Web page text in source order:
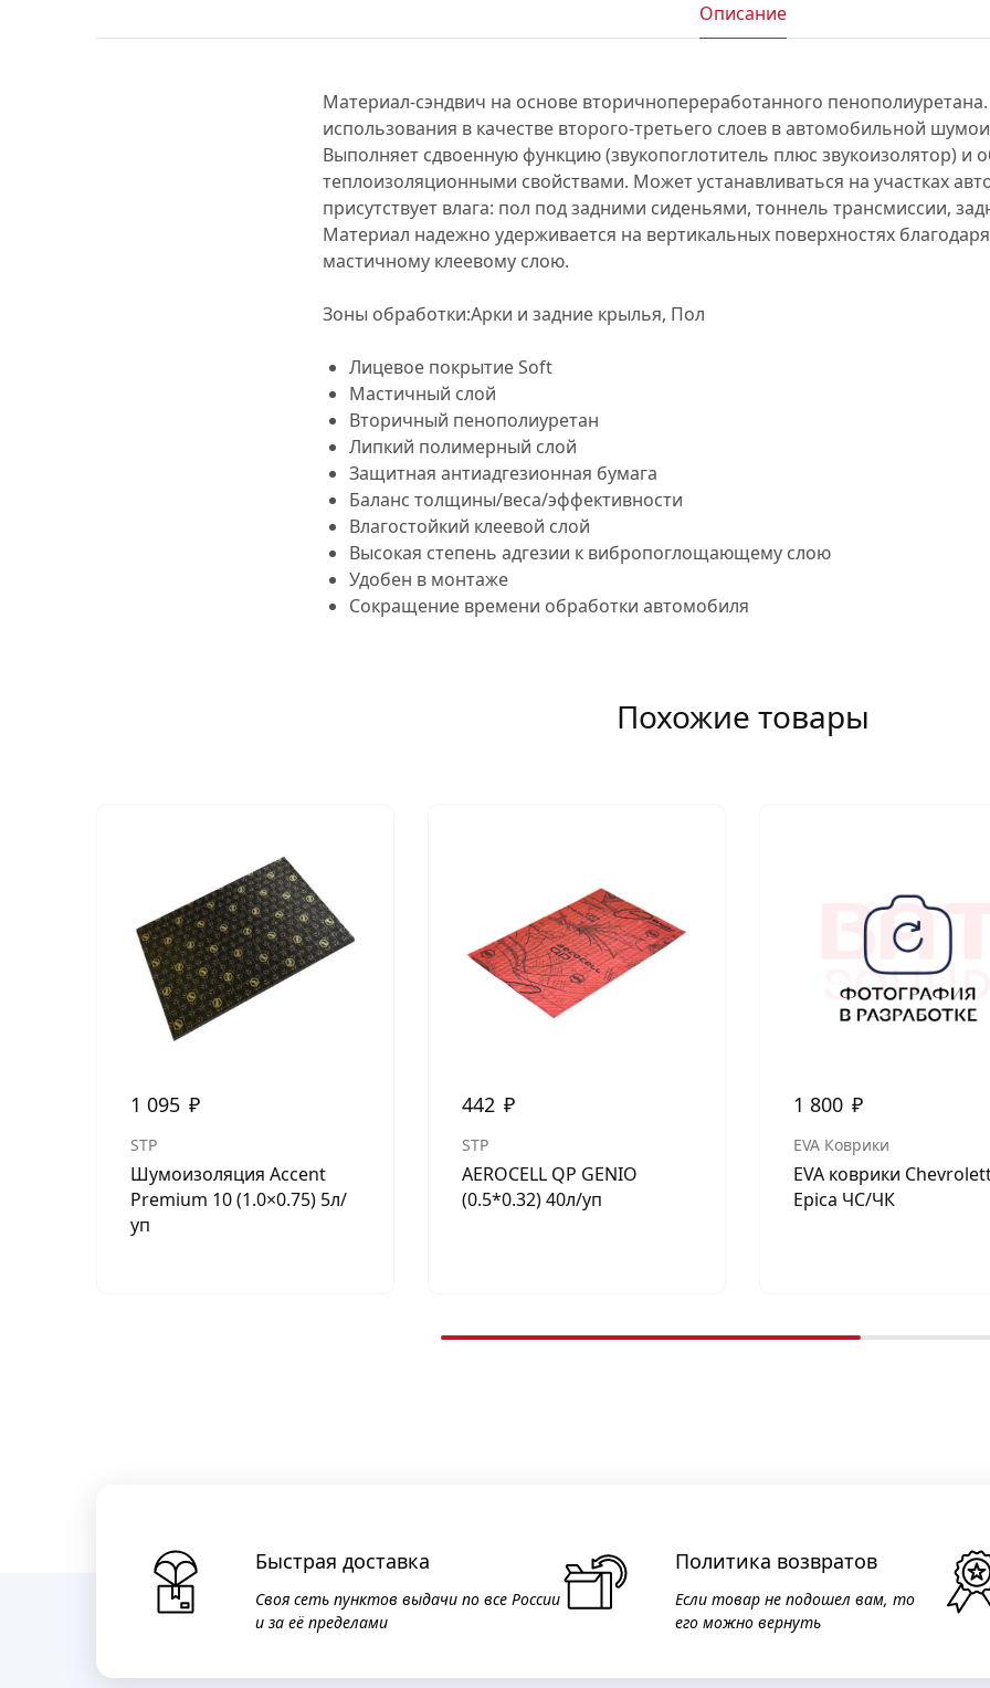
Описание
Материал-сэндвич на основе вторичнопереработанного
использования в качестве второго-третьего слоев в автомобильной
Выполняет сдвоенную функцию (звукопоглотитель плюс звукоизолятор) и
теплоизоляционными свойствами. Может устанавливаться на участках
присутствует влага: пол под задними сиденьями, тоннель трансмиссии,
Материал надежно удерживается на вертикальных поверхностях
мастичному клеевому слою.
Зоны обработки:Арки и задние крылья, Пол
Лицевое покрытие Soft
Мастичный слой
Вторичный пенополиуретан
Липкий полимерный слой
Защитная антиадгезионная бумага
Баланс толщины/веса/эффективности
Влагостойкий клеевой слой
Высокая степень адгезии к вибропоглощающему слою
Удобен в монтаже
Сокращение времени обработки автомобиля
Похожие товары
1 095 ₽
STP
Шумоизоляция Accent
Premium 10 (1.0×0.75) 5л/
уп
442 ₽
STP
AEROCELL QP GENIO
(0.5*0.32) 40л/уп
1 800 ₽
EVA Коврики
EVA коврики
Epica ЧС/ЧК
Быстрая доставка
Своя сеть пунктов выдачи по все России
и за её пределами
Политика возвратов
Если товар не подошел вам, то
его можно вернуть